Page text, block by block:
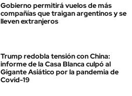
Gobierno permitirá vuelos de más
compañías que traigan argentinos y se
lleven extranjeros
Trump redobla tensión con China:
informe de la Casa Blanca culpó al
Gigante Asiático por la pandemia de
Covid-19